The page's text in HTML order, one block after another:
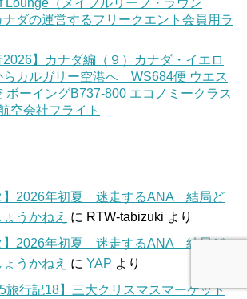
（メイプルリーフ・ラウン
ダの運営するフリークエント会員用ラ
2026】カナダ編（９）カナダ・イエロ
らカルガリー空港へ WS684便 ウエス
ボーイングB737-800 エコノミークラス
空会社フライト
】2026年初夏 迷走するANA 結局ど
うかねえ に RTW-tabizuki より
】2026年初夏 迷走するANA 結局ど
うかねえ に YAP より
旅行記18】三大クリスマスマーケット